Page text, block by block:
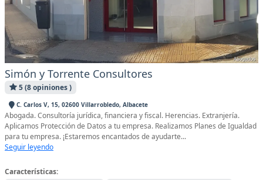
Simón y Torrente Consultores
5 (8 opiniones )
C. Carlos V, 15, 02600 Villarrobledo, Albacete
Abogada. Consultoría jurídica, financiera y fiscal. Herencias. Extranjería.
Aplicamos Protección de Datos a tu empresa. Realizamos Planes de Igualdad
para tu empresa. ¡Estaremos encantados de ayudarte...
Seguir leyendo
Características: